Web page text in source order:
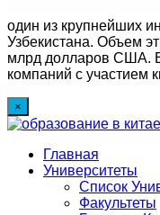
один из крупнейших
Узбекистана. Объем
млрд долларов США. В
компаний с участием
×
Главная
Университеты
Список
Факультеты